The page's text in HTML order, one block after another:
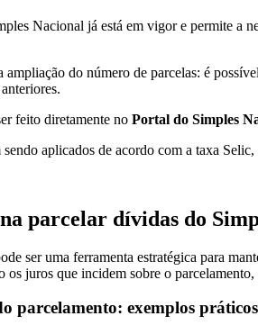
Nacional já está em vigor e permite a
ampliação do número de parcelas: é
feito diretamente no Portal do Simples
aplicados de acordo com a taxa
parcelar dívidas do
ser uma ferramenta estratégica para
juros que incidem sobre o parcelamento,
parcelamento: exemplos práticos